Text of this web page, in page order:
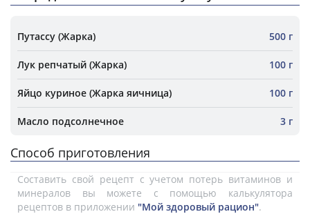
Путассу (Жарка) 500 г
Лук репчатый (Жарка) 100 г
Яйцо куриное (Жарка яичница) 100 г
Масло подсолнечное 3 г
Способ приготовления
Составить свой рецепт с учетом потерь витаминов и
минералов вы можете с помощью калькулятора
рецептов в приложении "Мой здоровый рацион".